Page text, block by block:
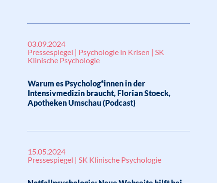
03.09.2024
Pressespiegel | Psychologie in Krisen | SK
Klinische Psychologie
Warum es Psycholog*innen in der
Intensivmedizin braucht, Florian Stoeck,
Apotheken Umschau (Podcast)
15.05.2024
Pressespiegel | SK Klinische Psychologie